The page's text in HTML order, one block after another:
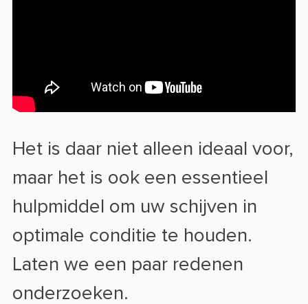
Het is daar niet alleen ideaal voor,
maar het is ook een essentieel
hulpmiddel om uw schijven in
optimale conditie te houden.
Laten we een paar redenen
onderzoeken.